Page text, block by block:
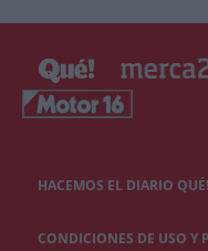
HACEMOS EL DIARIO QUÉ!
CONDICIONES DE USO Y